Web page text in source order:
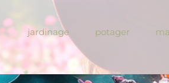
jardinage potager